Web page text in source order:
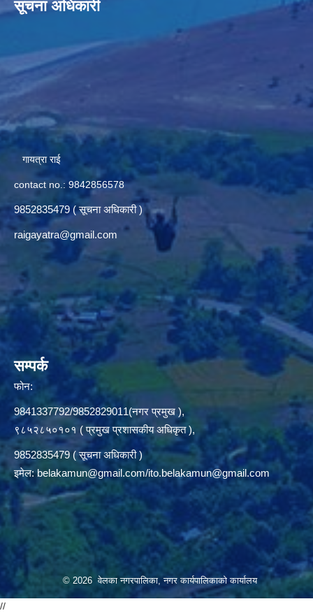
सूचना अधिकारी
गायत्रा राई
contact no.: 9842856578
9852835479 ( सूचना अधिकारी )
raigayatra@gmail.com
सम्पर्क
फोन:
9841337792/9852829011(नगर प्रमुख ),
९८५२८५०१०१ ( प्रमुख प्रशासकीय अधिकृत ),
9852835479 ( सूचना अधिकारी )
इमेल:belakamun@gmail.com/ito.belakamun@gmail.com
© 2026 वेलका नगरपालिका, नगर कार्यपालिकाको कार्यालय
//